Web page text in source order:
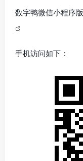
数字鸭微信小程序
手机访问如下：